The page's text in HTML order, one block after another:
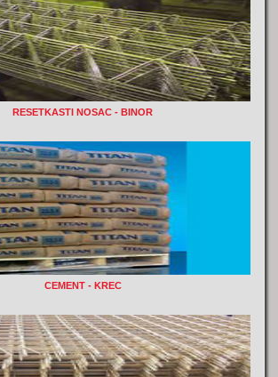
RESETKASTI NOSAC - BINOR
CEMENT - KREC